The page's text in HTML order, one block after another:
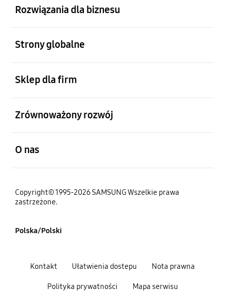
Rozwiązania dla biznesu
Strony globalne
Sklep dla firm
Zrównoważony rozwój
O nas
Copyright© 1995-2026 SAMSUNG Wszelkie prawa
zastrzeżone.
Polska/Polski
Kontakt Ułatwienia dostepu Nota prawna
Polityka prywatności Mapa serwisu